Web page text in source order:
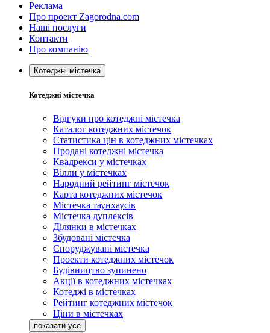
Реклама
Про проект Zagorodna.com
Наші послуги
Контакти
Про компанію
Котеджні містечка
Котеджні містечка
Відгуки про котеджні містечка
Каталог котеджних містечок
Статистика цін в котеджних містечках
Продані котеджні містечка
Квадрекси у містечках
Вілли у містечках
Народний рейтинг містечок
Карта котеджних містечок
Містечка таунхаусів
Містечка дуплексів
Ділянки в містечках
Збудовані містечка
Споруджувані містечка
Проекти котеджних містечок
Будівництво зупинено
Акції в котеджних містечках
Котеджі в містечках
Рейтинг котеджних містечок
Ціни в містечках